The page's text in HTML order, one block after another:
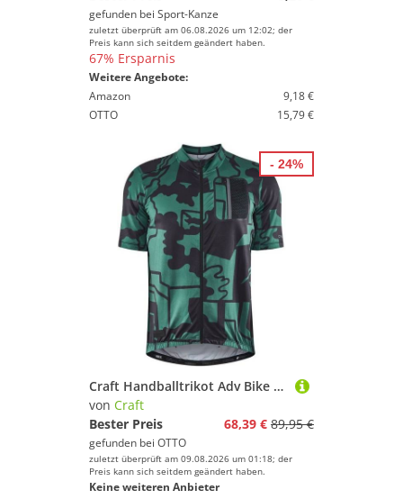
gefunden bei Sport-Kanze
zuletzt überprüft am 06.08.2026 um 12:02; der
Preis kann sich seitdem geändert haben.
67% Ersparnis
Weitere Angebote:
Amazon
9,18 €
OTTO
15,79 €
Craft Handballtrikot Adv Bike Offroad SS Jersey M
von Craft
Bester Preis
68,39 € 89,95 €
gefunden bei OTTO
zuletzt überprüft am 09.08.2026 um 01:18; der
Preis kann sich seitdem geändert haben.
Keine weiteren Anbieter
- 24%